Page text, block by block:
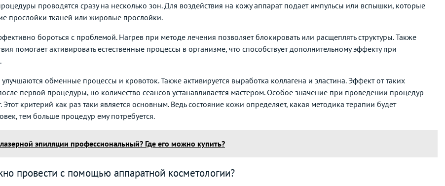
проводятся сразу на несколько зон. Для воздействия на кожу аппарат подает импульсы или вспышки, которые
прослойки тканей или жировые прослойки.
бороться с проблемой. Нагрев при методе лечения позволяет блокировать или расщеплять структуры. Также
помогает активировать естественные процессы в организме, что способствует дополнительному эффекту при
обменные процессы и кровоток. Также активируется выработка коллагена и эластина. Эффект от таких
первой процедуры, но количество сеансов устанавливается мастером. Особое значение при проведении процедур
Этот критерий как раз таки является основным. Ведь состояние кожи определяет, какая методика терапии будет
тем больше процедур ему потребуется.
эпиляции профессиональный? Где его можно купить?
провести с помощью аппаратной косметологии?